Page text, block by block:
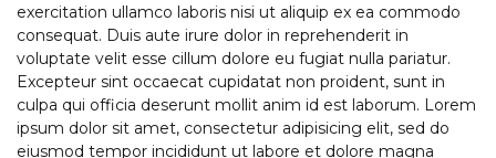
exercitation ullamco laboris nisi ut aliquip ex ea commodo
consequat. Duis aute irure dolor in reprehenderit in
voluptate velit esse cillum dolore eu fugiat nulla pariatur.
Excepteur sint occaecat cupidatat non proident, sunt in
culpa qui officia deserunt mollit anim id est laborum. Lorem
ipsum dolor sit amet, consectetur adipisicing elit, sed do
eiusmod tempor incididunt ut labore et dolore magna